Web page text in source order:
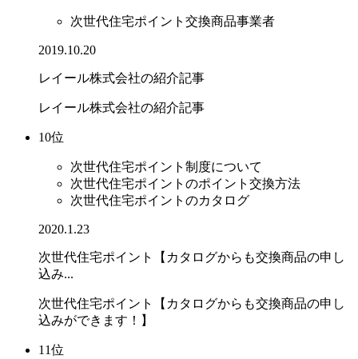
次世代住宅ポイント交換商品事業者
2019.10.20
レイール株式会社の紹介記事
レイール株式会社の紹介記事
10位
次世代住宅ポイント制度について
次世代住宅ポイントのポイント交換方法
次世代住宅ポイントのカタログ
2020.1.23
次世代住宅ポイント【カタログからも交換商品の申し
込み...
次世代住宅ポイント【カタログからも交換商品の申し
込みができます！】
11位